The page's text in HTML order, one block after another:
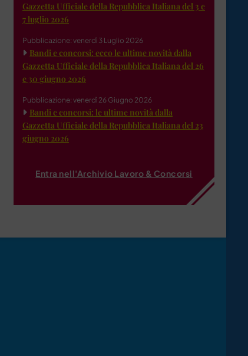
Gazzetta Ufficiale della Repubblica Italiana del 3 e
7 luglio 2026
Pubblicazione: venerdì 3 Luglio 2026
Bandi e concorsi: ecco le ultime novità dalla
Gazzetta Ufficiale della Repubblica Italiana del 26
e 30 giugno 2026
Pubblicazione: venerdì 26 Giugno 2026
Bandi e concorsi: le ultime novità dalla
Gazzetta Ufficiale della Repubblica Italiana del 23
giugno 2026
Entra nell'Archivio Lavoro & Concorsi